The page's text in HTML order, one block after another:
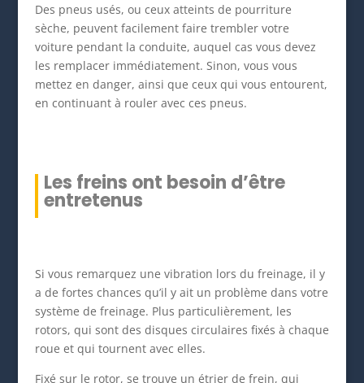
Des pneus usés, ou ceux atteints de pourriture
sèche, peuvent facilement faire trembler votre
voiture pendant la conduite, auquel cas vous devez
les remplacer immédiatement. Sinon, vous vous
mettez en danger, ainsi que ceux qui vous entourent,
en continuant à rouler avec ces pneus.
Les freins ont besoin d’être
entretenus
Si vous remarquez une vibration lors du freinage, il y
a de fortes chances qu’il y ait un problème dans votre
système de freinage. Plus particulièrement, les
rotors, qui sont des disques circulaires fixés à chaque
roue et qui tournent avec elles.
Fixé sur le rotor, se trouve un étrier de frein, qui